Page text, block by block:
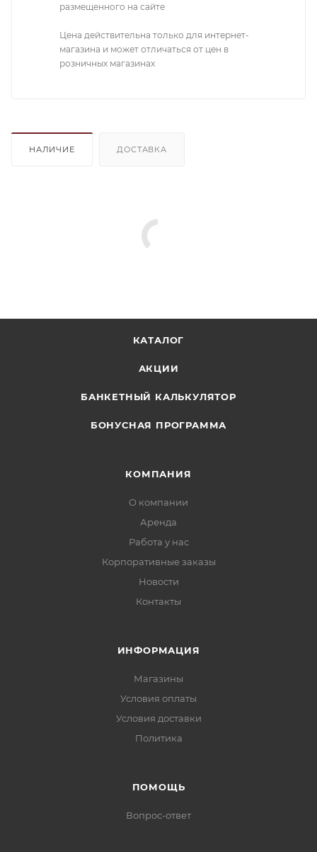
размещенного на сайте
Цена действительна только для интернет-
магазина и может отличаться от цен в
розничных магазинах
НАЛИЧИЕ ДОСТАВКА
КАТАЛОГ
АКЦИИ
БАНКЕТНЫЙ КАЛЬКУЛЯТОР
БОНУСНАЯ ПРОГРАММА
КОМПАНИЯ
О компании
Аренда
Работа у нас
Корпоративные заказы
Новости
Контакты
ИНФОРМАЦИЯ
Магазины
Условия оплаты
Условия доставки
Политика
ПОМОЩЬ
Вопрос-ответ